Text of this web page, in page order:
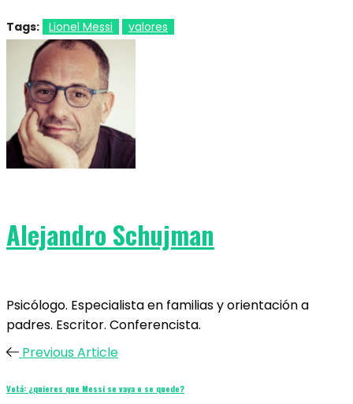
Tags: Lionel Messi valores
Alejandro Schujman
Psicólogo. Especialista en familias y orientación a
padres. Escritor. Conferencista.
Previous Article
Votá: ¿quieres que Messi se vaya o se quede?